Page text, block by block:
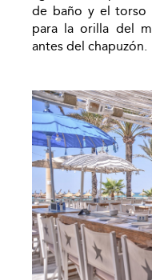
de baño y el torso
para la orilla del
antes del chapuzón.